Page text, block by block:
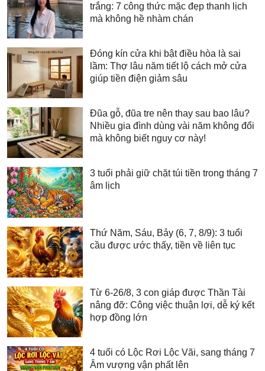
trắng: 7 công thức mặc đẹp thanh lịch
mà không hề nhàm chán
Đóng kín cửa khi bật điều hòa là sai
lầm: Thợ lâu năm tiết lộ cách mở cửa
giúp tiền điện giảm sâu
Đũa gỗ, đũa tre nên thay sau bao lâu?
Nhiều gia đình dùng vài năm không đổi
mà không biết nguy cơ này!
3 tuổi phải giữ chặt túi tiền trong tháng 7
âm lịch
Thứ Năm, Sáu, Bảy (6, 7, 8/9): 3 tuổi
cầu được ước thấy, tiền về liên tục
Từ 6-26/8, 3 con giáp được Thần Tài
nâng đỡ: Công việc thuận lợi, dễ ký kết
hợp đồng lớn
4 tuổi có Lộc Rơi Lộc Vãi, sang tháng 7
Âm vượng vận phất lên